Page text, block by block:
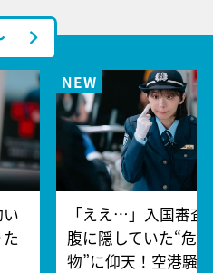
「ええ…」入国審査
腹に隠していた“危
物”に仰天！空港騒